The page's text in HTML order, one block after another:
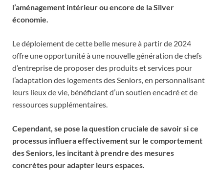
l’aménagement intérieur ou encore de la Silver
économie.
Le déploiement de cette belle mesure à partir de 2024
offre une opportunité à une nouvelle génération de chefs
d’entreprise de proposer des produits et services pour
l’adaptation des logements des Seniors, en personnalisant
leurs lieux de vie, bénéficiant d’un soutien encadré et de
ressources supplémentaires.
Cependant, se pose la question cruciale de savoir si ce
processus influera effectivement sur le comportement
des Seniors, les incitant à prendre des mesures
concrètes pour adapter leurs espaces.